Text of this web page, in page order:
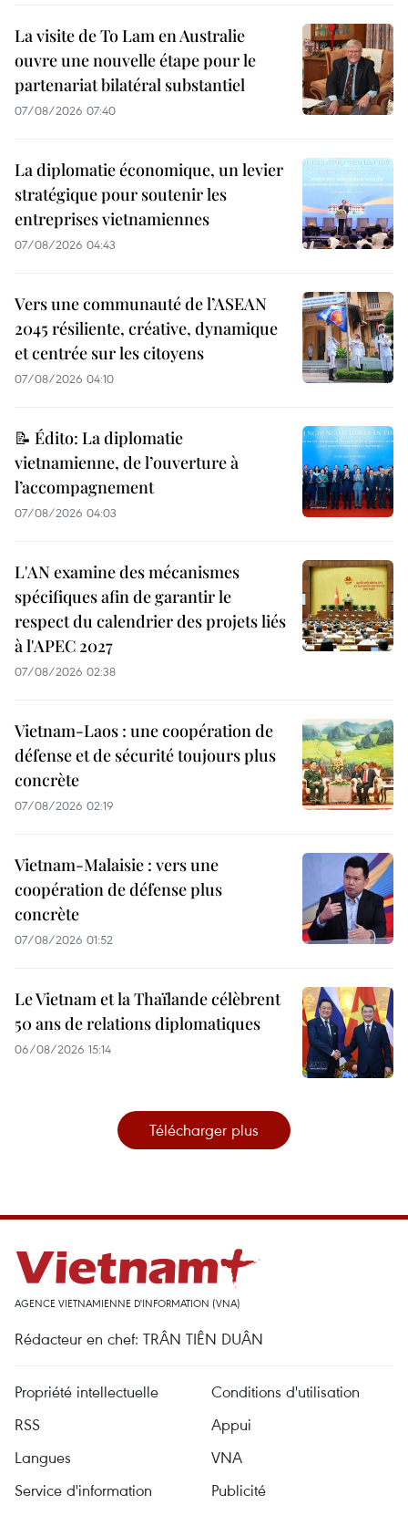
La visite de To Lam en Australie
ouvre une nouvelle étape pour le
partenariat bilatéral substantiel
07/08/2026 07:40
La diplomatie économique, un levier
stratégique pour soutenir les
entreprises vietnamiennes
07/08/2026 04:43
Vers une communauté de l’ASEAN
2045 résiliente, créative, dynamique
et centrée sur les citoyens
07/08/2026 04:10
📝 Édito: La diplomatie
vietnamienne, de l’ouverture à
l’accompagnement
07/08/2026 04:03
L'AN examine des mécanismes
spécifiques afin de garantir le
respect du calendrier des projets liés
à l'APEC 2027
07/08/2026 02:38
Vietnam-Laos : une coopération de
défense et de sécurité toujours plus
concrète
07/08/2026 02:19
Vietnam-Malaisie : vers une
coopération de défense plus
concrète
07/08/2026 01:52
Le Vietnam et la Thaïlande célèbrent
50 ans de relations diplomatiques
06/08/2026 15:14
Télécharger plus
AGENCE VIETNAMIENNE D'INFORMATION (VNA)
Rédacteur en chef: TRÂN TIÊN DUÂN
Propriété intellectuelle
Conditions d'utilisation
RSS
Appui
Langues
VNA
Service d'information
Publicité